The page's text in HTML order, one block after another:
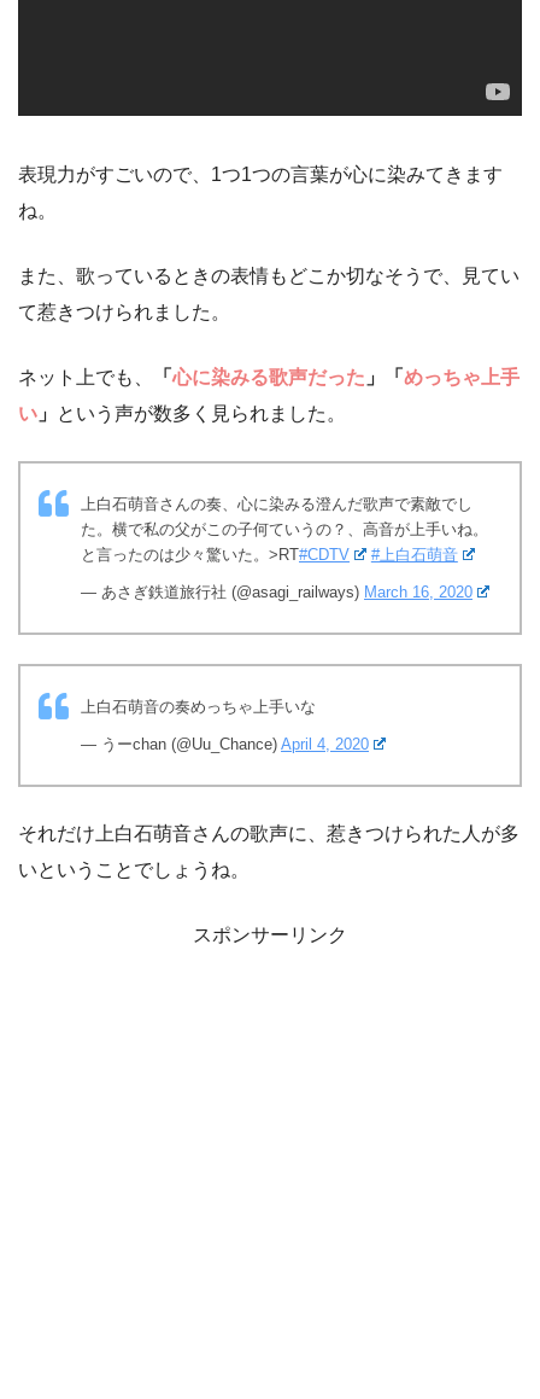
表現力がすごいので、1つ1つの言葉が心に染みてきます
ね。
また、歌っているときの表情もどこか切なそうで、見てい
て惹きつけられました。
ネット上でも、 「心に染みる歌声だった 」「 めっちゃ上手
い 」 という声が数多く見られました。
上白石萌音さんの奏、心に染みる澄んだ歌声で素敵でし
た。横で私の父がこの子何ていうの？、高音が上手いね。
と言ったのは少々驚いた。>RT#CDTV #上白石萌音
— あさぎ鉄道旅行社 (@asagi_railways) March 16, 2020
上白石萌音の奏めっちゃ上手いな
— うーchan (@Uu_Chance) April 4, 2020
それだけ上白石萌音さんの歌声に、惹きつけられた人が多
いということでしょうね。
スポンサーリンク